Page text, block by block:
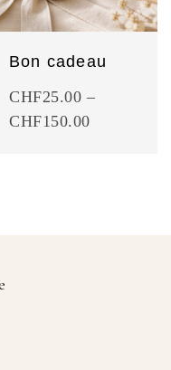
Bon cadeau
CHF25.00 –
CHF150.00